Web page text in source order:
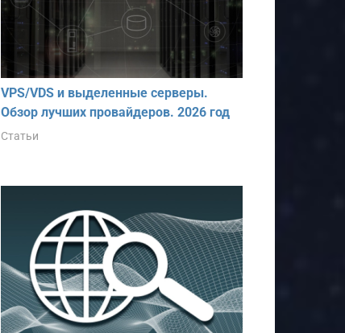
VPS/VDS и выделенные серверы.
Обзор лучших провайдеров. 2026 год
Статьи